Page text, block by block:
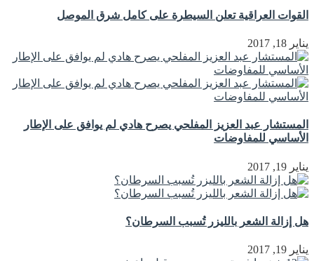
القوات العراقية تعلن السيطرة على كامل شرق الموصل
يناير 18, 2017
المستشار عبد العزيز المفلحي يصرح هادي لم يوافق على الإطار
الأساسي للمفاوضات
يناير 19, 2017
هل إزالة الشعر بالليزر تُسبب السرطان؟
يناير 19, 2017